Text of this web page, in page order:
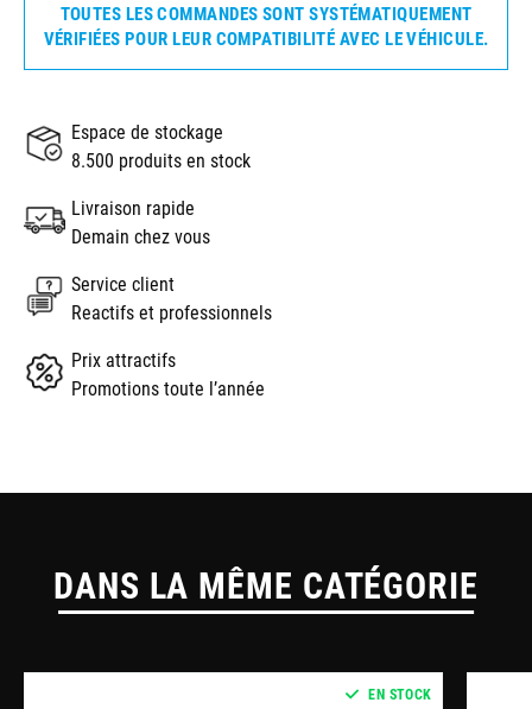
TOUTES LES COMMANDES SONT SYSTÉMATIQUEMENT
VÉRIFIÉES POUR LEUR COMPATIBILITÉ AVEC LE VÉHICULE.
Espace de stockage
8.500 produits en stock
Livraison rapide
Demain chez vous
Service client
Reactifs et professionnels
Prix attractifs
Promotions toute l’année
DANS LA MÊME CATÉGORIE
EN STOCK